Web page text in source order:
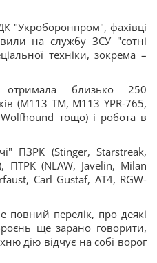
"Укроборонпром", фахівці
на службу ЗСУ "сотні
техніки, зокрема –
отримала близько 250
(М113 ТМ, М113 YPR-765,
тощо) і робота в
ПЗРК (Stinger, Starstreak,
ПТРК (NLAW, Javelin, Milan
Carl Gustaf, АТ4, RGW-
повний перелік, про деякі
ще зарано говорити,
дію відчує на собі ворог